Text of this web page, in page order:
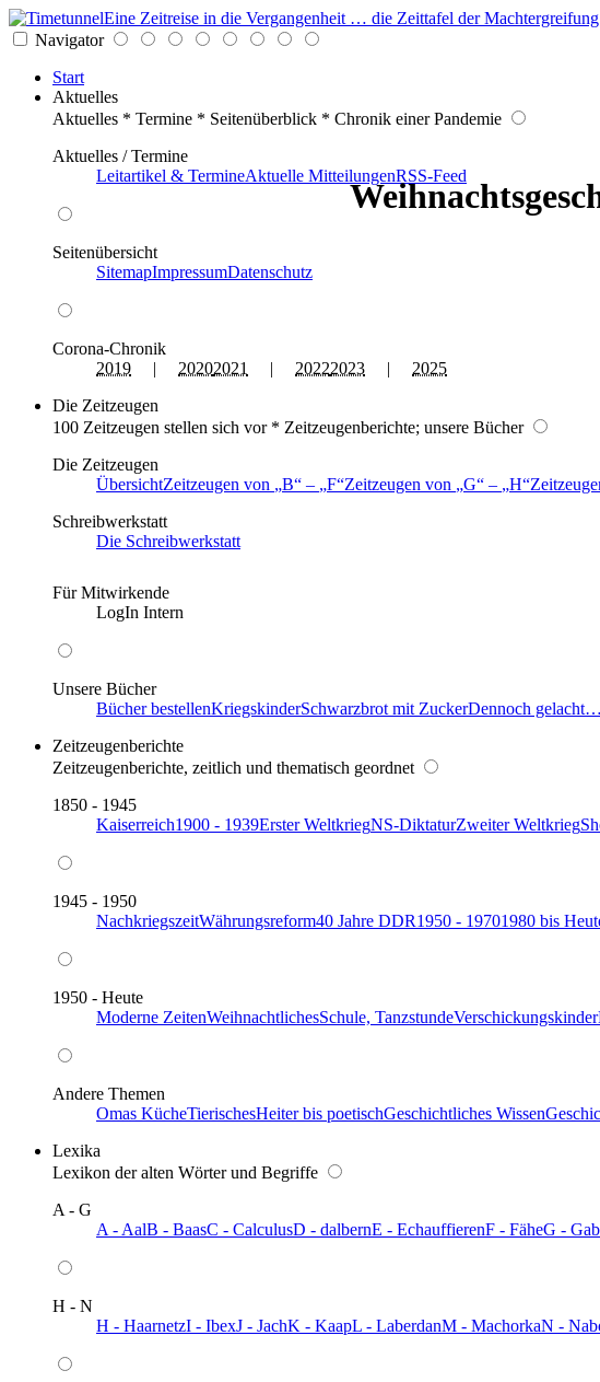
Eine Zeitreise in die Vergangenheit … die Zeittafel der
Navigator
Start
Aktuelles
Aktuelles * Termine * Seitenüberblick * Chronik einer Pandemie
Aktuelles / Termine
Leitartikel & TermineAktuelle MitteilungenRSS-Feed
Seitenübersicht
SitemapImpressumDatenschutz
Corona-Chronik
2019 | 20202021 | 20222023 | 2025
Die Zeitzeugen
100 Zeitzeugen stellen sich vor * Zeitzeugenberichte; unsere Bücher
Die Zeitzeugen
ÜbersichtZeitzeugen von B – F Zeitzeugen von G – H
Schreibwerkstatt
Die Schreibwerkstatt
Für Mitwirkende
LogIn Intern
Unsere Bücher
Bücher bestellenKriegskinderSchwarzbrot mit ZuckerDennoch gelacht…
Zeitzeugenberichte
Zeitzeugenberichte, zeitlich und thematisch geordnet
1850 - 1945
Kaiserreich1900 - 1939Erster WeltkriegNS-DiktaturZweiter Weltkrieg
1945 - 1950
NachkriegszeitWährungsreform40 Jahre DDR1950 - 19701980 bis
1950 - Heute
Moderne ZeitenWeihnachtlichesSchule, TanzstundeVerschickungskinder
Andere Themen
Omas KücheTierischesHeiter bis poetischGeschichtliches Wissen
Lexika
Lexikon der alten Wörter und Begriffe
A - G
A - AalB - BaasC - CalculusD - dalbernE - EchauffierenF - FäheG -
H - N
H - HaarnetzI - IbexJ - JachK - KaapL - LaberdanM - MachorkaN -